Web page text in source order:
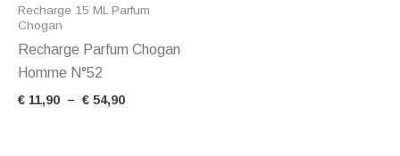
Recharge 15 ML Parfum
Chogan
Recharge Parfum Chogan
Homme N°52
€ 11,90 – € 54,90